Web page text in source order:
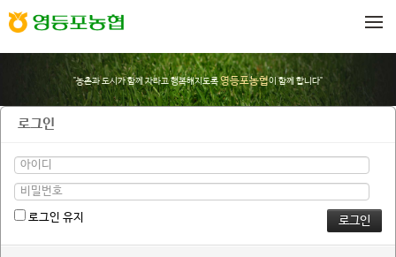
"농촌과 도시가 함께 자라고 행복해지도록영등포농협이 함께 합니다"
로그인
로그인 유지